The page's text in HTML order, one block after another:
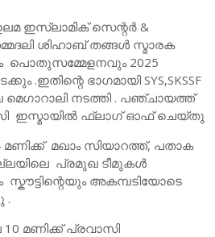
ഇസ്ലാമിക് സെന്റർ &
ശിഹാബ് തങ്ങൾ സ്മാരക
പൊതുസമ്മേളനവും 2025
.ഇതിന്റെ ഭാഗമായി SYS,SKSSF
നടത്തി . പഞ്ചായത്ത്
ഇസ്മായിൽ ഫ്ലാഗ് ഓഫ് ചെയ്തു
മഖാം സിയാറത്ത്, പതാക
പ്രമുഖ ടീമുകൾ
അകമ്പടിയോടെ
.
10 മണിക്ക് പ്രവാസി